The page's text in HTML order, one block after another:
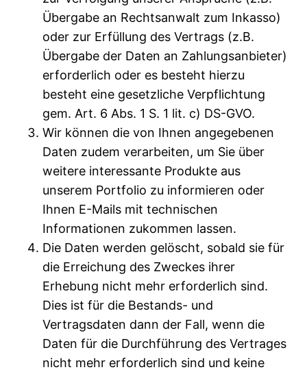
Übergabe an Rechtsanwalt zum Inkasso)
oder zur Erfüllung des Vertrags (z.B.
Übergabe der Daten an Zahlungsanbieter)
erforderlich oder es besteht hierzu
besteht eine gesetzliche Verpflichtung
gem. Art. 6 Abs. 1 S. 1 lit. c) DS-GVO.
Wir können die von Ihnen angegebenen
Daten zudem verarbeiten, um Sie über
weitere interessante Produkte aus
unserem Portfolio zu informieren oder
Ihnen E-Mails mit technischen
Informationen zukommen lassen.
Die Daten werden gelöscht, sobald sie für
die Erreichung des Zweckes ihrer
Erhebung nicht mehr erforderlich sind.
Dies ist für die Bestands- und
Vertragsdaten dann der Fall, wenn die
Daten für die Durchführung des Vertrages
nicht mehr erforderlich sind und keine